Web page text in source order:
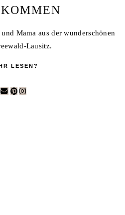
Mama aus der wunderschönen
Lausitz.
LESEN?